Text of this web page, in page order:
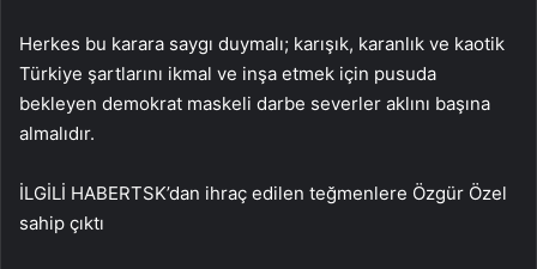
Herkes bu karara saygı duymalı; karışık, karanlık ve kaotik
Türkiye şartlarını ikmal ve inşa etmek için pusuda
bekleyen demokrat maskeli darbe severler aklını başına
almalıdır.
İLGİLİ HABERTSK’dan ihraç edilen teğmenlere Özgür Özel
sahip çıktı